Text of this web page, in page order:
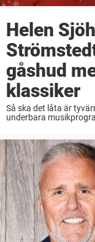
Helen
gåshud
klassiker
Så ska det låta är
underbara